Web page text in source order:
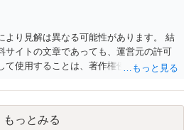
り見解は異なる可能性があります。 結
サイトの文章であっても、運営元の許可
て使用することは、著作権侵害にあたる
ありません（営利的利用ならばなおのこ
れている文章にも著作権が発生しうるた
料スクールの教材として配布する行為
もっとみる